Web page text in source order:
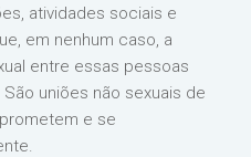
atividades sociais e
em nenhum caso, a
entre essas pessoas
uniões não sexuais de
e se